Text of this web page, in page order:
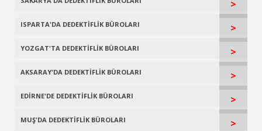
>
ISPARTA'DA DEDEKTİFLİK BÜROLARI >
YOZGAT'TA DEDEKTİFLİK BÜROLARI >
AKSARAY'DA DEDEKTİFLİK BÜROLARI >
EDİRNE'DE DEDEKTİFLİK BÜROLARI >
MUŞ'DA DEDEKTİFLİK BÜROLARI >